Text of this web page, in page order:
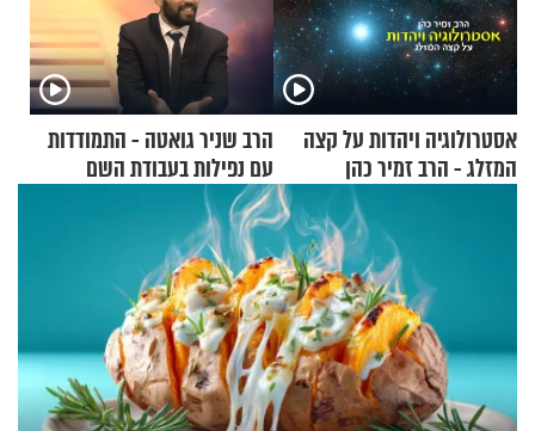
אסטרולוגיה ויהדות על קצה
המזלג - הרב זמיר כהן
הרב שניר גואטה - התמודדות
עם נפילות בעבודת השם